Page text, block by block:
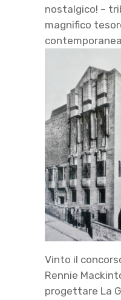
nostalgico! –
magnifico
Vinto il
Rennie
progettare La